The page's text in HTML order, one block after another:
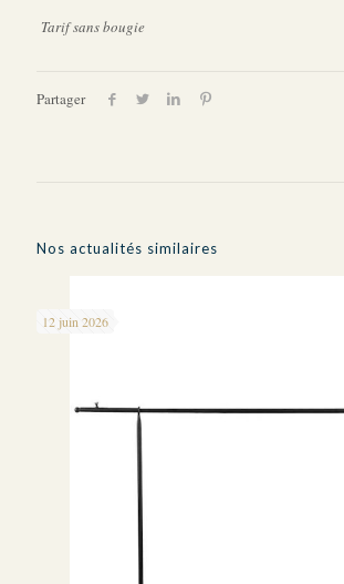
Tarif sans bougie
Partager
Nos actualités similaires
12 juin 2026